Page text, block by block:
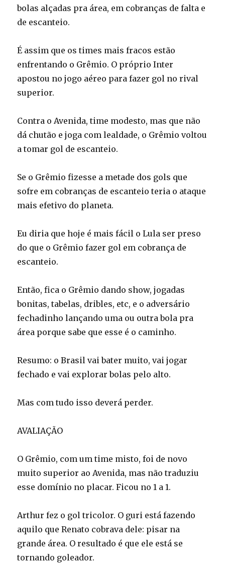
bolas alçadas pra área, em cobranças de falta e
de escanteio.
É assim que os times mais fracos estão
enfrentando o Grêmio. O próprio Inter
apostou no jogo aéreo para fazer gol no rival
superior.
Contra o Avenida, time modesto, mas que não
dá chutão e joga com lealdade, o Grêmio voltou
a tomar gol de escanteio.
Se o Grêmio fizesse a metade dos gols que
sofre em cobranças de escanteio teria o ataque
mais efetivo do planeta.
Eu diria que hoje é mais fácil o Lula ser preso
do que o Grêmio fazer gol em cobrança de
escanteio.
Então, fica o Grêmio dando show, jogadas
bonitas, tabelas, dribles, etc, e o adversário
fechadinho lançando uma ou outra bola pra
área porque sabe que esse é o caminho.
Resumo: o Brasil vai bater muito, vai jogar
fechado e vai explorar bolas pelo alto.
Mas com tudo isso deverá perder.
AVALIAÇÃO
O Grêmio, com um time misto, foi de novo
muito superior ao Avenida, mas não traduziu
esse domínio no placar. Ficou no 1 a 1.
Arthur fez o gol tricolor. O guri está fazendo
aquilo que Renato cobrava dele: pisar na
grande área. O resultado é que ele está se
tornando goleador.